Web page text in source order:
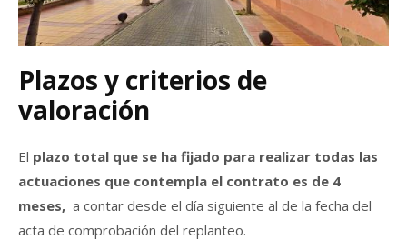
Plazos y criterios de
valoración
El plazo total que se ha fijado para realizar todas las
actuaciones que contempla el contrato es de 4
meses, a contar desde el día siguiente al de la fecha del
acta de comprobación del replanteo.